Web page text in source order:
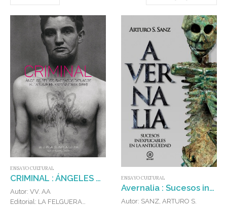
ENSAYO CULTURAL
CRIMINAL : ÁNGELES BELLOS, BÁRBAROS TATUADOS. EL TATUAJE EN ESPAÑA (1888-1993)
Autor: VV. AA
Editorial: LA FELGUERA
ENSAYO CULTURAL
Avernalia : Sucesos inexplicables en la Antigüedad
Autor: SANZ, ARTURO S.